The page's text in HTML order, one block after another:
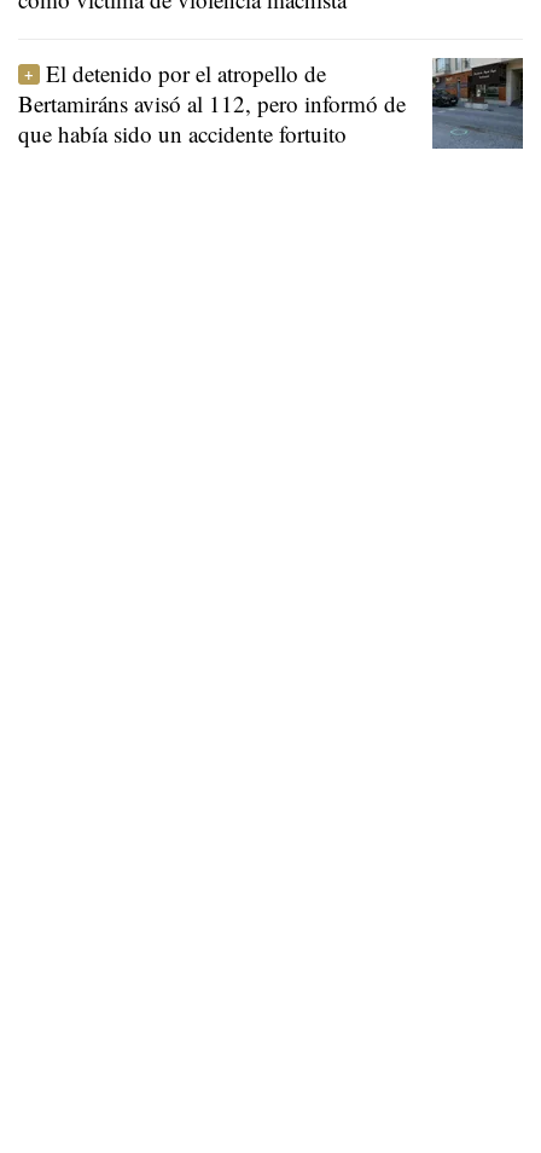
El detenido por el atropello de
Bertamiráns avisó al 112, pero informó de
que había sido un accidente fortuito